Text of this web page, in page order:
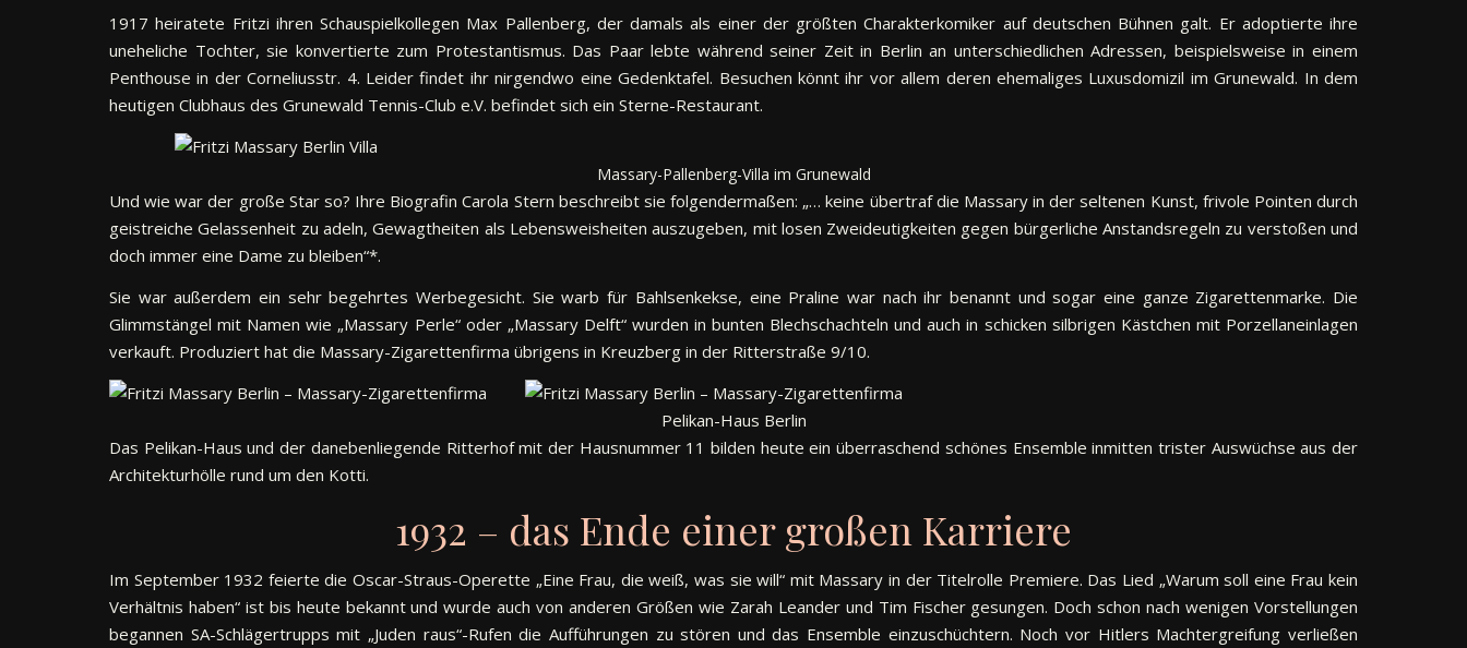
1917 heiratete Fritzi ihren Schauspielkollegen Max Pallenberg, der damals als einer der größten Charakterkomiker auf deutschen Bühnen galt. Er adoptierte ihre
uneheliche Tochter, sie konvertierte zum Protestantismus. Das Paar lebte während seiner Zeit in Berlin an unterschiedlichen Adressen, beispielsweise in einem
Penthouse in der Corneliusstr. 4. Leider findet ihr nirgendwo eine Gedenktafel. Besuchen könnt ihr vor allem deren ehemaliges Luxusdomizil im Grunewald. In dem
heutigen Clubhaus des Grunewald Tennis-Club e.V. befindet sich ein Sterne-Restaurant.
Massary-Pallenberg-Villa im Grunewald
Und wie war der große Star so? Ihre Biografin Carola Stern beschreibt sie folgendermaßen: „… keine übertraf die Massary in der seltenen Kunst, frivole Pointen durch
geistreiche Gelassenheit zu adeln, Gewagtheiten als Lebensweisheiten auszugeben, mit losen Zweideutigkeiten gegen bürgerliche Anstandsregeln zu verstoßen und
doch immer eine Dame zu bleiben“*.
Sie war außerdem ein sehr begehrtes Werbegesicht. Sie warb für Bahlsenkekse, eine Praline war nach ihr benannt und sogar eine ganze Zigarettenmarke. Die
Glimmstängel mit Namen wie „Massary Perle“ oder „Massary Delft“ wurden in bunten Blechschachteln und auch in schicken silbrigen Kästchen mit Porzellaneinlagen
verkauft. Produziert hat die Massary-Zigarettenfirma übrigens in Kreuzberg in der Ritterstraße 9/10.
Pelikan-Haus Berlin
Das Pelikan-Haus und der danebenliegende Ritterhof mit der Hausnummer 11 bilden heute ein überraschend schönes Ensemble inmitten trister Auswüchse aus der
Architekturhölle rund um den Kotti.
1932 – das Ende einer großen Karriere
Im September 1932 feierte die Oscar-Straus-Operette „Eine Frau, die weiß, was sie will“ mit Massary in der Titelrolle Premiere. Das Lied „Warum soll eine Frau kein
Verhältnis haben“ ist bis heute bekannt und wurde auch von anderen Größen wie Zarah Leander und Tim Fischer gesungen. Doch schon nach wenigen Vorstellungen
begannen SA-Schlägertrupps mit „Juden raus“-Rufen die Aufführungen zu stören und das Ensemble einzuschüchtern. Noch vor Hitlers Machtergreifung verließen